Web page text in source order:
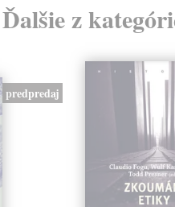
Ďalšie z
predpredaj